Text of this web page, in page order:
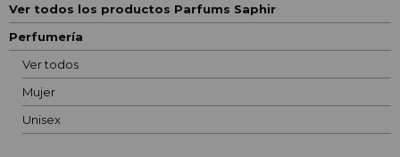
Ver todos los productos Parfums Saphir
Perfumería
Ver todos
Mujer
Unisex